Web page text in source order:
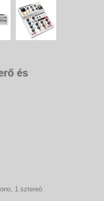
és
1 sztereó